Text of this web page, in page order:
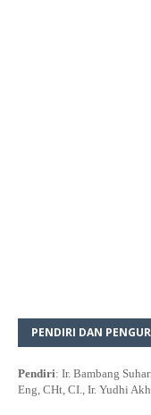
PENDIRI DAN
Pendiri: Ir. Bambang
Eng, CHt, CI., Ir. Yudhi